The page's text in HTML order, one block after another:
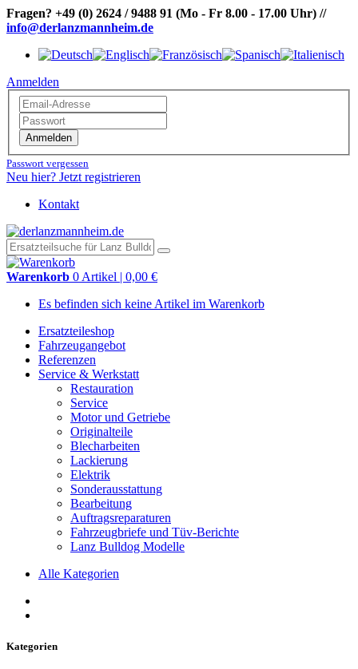
Fragen? +49 (0) 2624 / 9488 91 (Mo - Fr 8.00 - 17.00 Uhr) //
info@derlanzmannheim.de
Anmelden
Anmelden
Passwort vergessen
Neu hier? Jetzt registrieren
Kontakt
Warenkorb 0 Artikel | 0,00 €
Es befinden sich keine Artikel im Warenkorb
Ersatzteileshop
Fahrzeugangebot
Referenzen
Service & Werkstatt
Restauration
Service
Motor und Getriebe
Originalteile
Blecharbeiten
Lackierung
Elektrik
Sonderausstattung
Bearbeitung
Auftragsreparaturen
Fahrzeugbriefe und Tüv-Berichte
Lanz Bulldog Modelle
Alle Kategorien
Kategorien